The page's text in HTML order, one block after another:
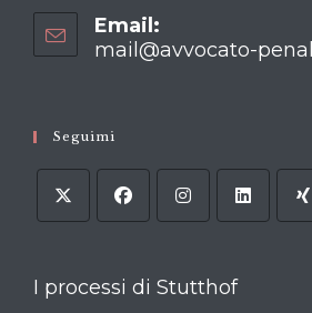
in
Email:
mail@avvocato-
Seguimi
I processi di Stutthof